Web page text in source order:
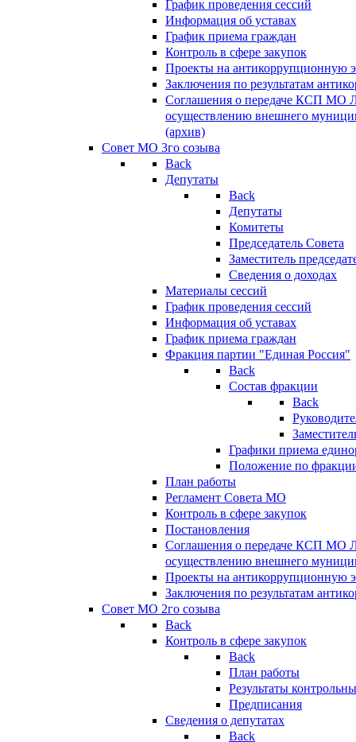
График проведения сессий
Информация об уставах
График приема граждан
Контроль в сфере закупок
Проекты на антикоррупционную
Заключения по результатам
Соглашения о передаче КСП МО
осуществлению внешнего
(архив)
Совет МО 3го созыва
Back
Депутаты
Back
Депутаты
Комитеты
Председатель Совета
Заместитель
Сведения о доходах
Материалы сессий
График проведения сессий
Информация об уставах
График приема граждан
Фракция партии "Единая Россия"
Back
Состав фракции
Back
Графики приема
Положение по
План работы
Регламент Совета МО
Контроль в сфере закупок
Постановления
Соглашения о передаче КСП МО
осуществлению внешнего
Проекты на антикоррупционную
Заключения по результатам
Совет МО 2го созыва
Back
Контроль в сфере закупок
Back
План работы
Результаты
Предписания
Сведения о депутатах
Back